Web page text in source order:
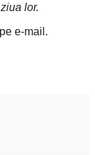
lor.
e-mail.